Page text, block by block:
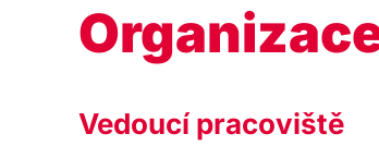
Vedoucí pracoviště